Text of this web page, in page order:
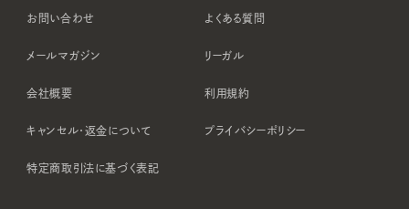
お問い合わせ よくある質問
メールマガジン リーガル
会社概要 利用規約
キャンセル・返金について プライバシーポリシー
特定商取引法に基づく表記